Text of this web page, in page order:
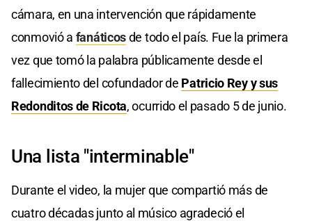
cámara, en una intervención que rápidamente
conmovió a fanáticosde todo el país. Fue la primera
vez que tomó la palabra públicamente desde el
fallecimiento del cofundador de Patricio Rey y sus
Redonditos de Ricota, ocurrido el pasado 5 de junio.
Una lista "interminable"
Durante el video, la mujer que compartió más de
cuatro décadas junto al músico agradeció el